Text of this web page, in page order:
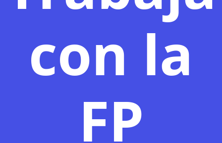
con la
FP